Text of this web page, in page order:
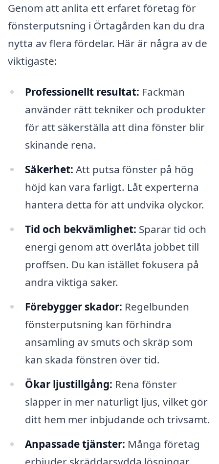
Genom att anlita ett erfaret företag för
fönsterputsning i Örtagården kan du dra
nytta av flera fördelar. Här är några av de
viktigaste:
Professionellt resultat: Fackmän
använder rätt tekniker och produkter
för att säkerställa att dina fönster blir
skinande rena.
Säkerhet: Att putsa fönster på hög
höjd kan vara farligt. Låt experterna
hantera detta för att undvika olyckor.
Tid och bekvämlighet: Sparar tid och
energi genom att överlåta jobbet till
proffsen. Du kan istället fokusera på
andra viktiga saker.
Förebygger skador: Regelbunden
fönsterputsning kan förhindra
ansamling av smuts och skräp som
kan skada fönstren över tid.
Ökar ljustillgång: Rena fönster
släpper in mer naturligt ljus, vilket gör
ditt hem mer inbjudande och trivsamt.
Anpassade tjänster: Många företag